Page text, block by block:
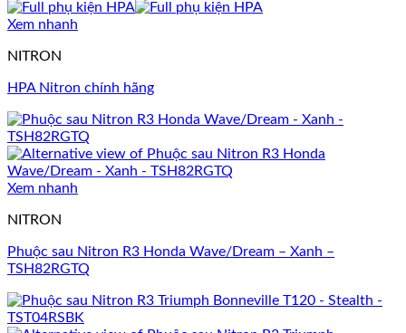
Xem nhanh
NITRON
HPA Nitron chính hãng
Xem nhanh
NITRON
Phuộc sau Nitron R3 Honda Wave/Dream – Xanh –
TSH82RGTQ